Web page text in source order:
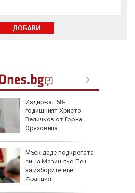
Издирват 58-
годишният Христо
Величков от Горна
Оряховица
Мъск даде подкрепата
си на Марин льо Пен
за изборите във
Франция
ДОБАВИ